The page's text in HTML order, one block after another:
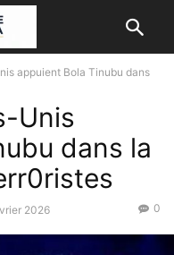
appuient Bola Tinubu dans
Unis
dans la
2026 0